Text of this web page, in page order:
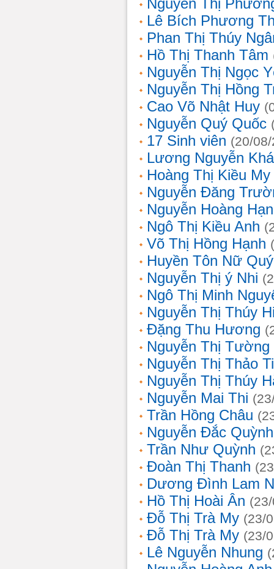
Nguyễn Thị
Lê Bích Phương
Phan Thị Thúy
Hồ Thị Thanh Tâm
Nguyễn Thị Ngọc
Nguyễn Thị Hồng
Cao Võ Nhật Huy
Nguyễn Quý Quốc
17 Sinh viên (20/
Lương Nguyễn
Hoàng Thị Kiều My
Nguyễn Đăng
Nguyễn Hoàng
Ngô Thị Kiều Anh
Võ Thị Hồng Hạnh
Huyền Tôn Nữ
Nguyễn Thị ý Nhi
Ngô Thị Minh
Nguyễn Thị Thúy
Đặng Thu Hương
Nguyễn Thị Tường
Nguyễn Thị Thảo
Nguyễn Thị Thúy
Nguyễn Mai Thi
Trần Hồng Châu
Nguyễn Đắc
Trần Như Quỳnh
Đoàn Thị Thanh
Dương Đình Lam
Hồ Thị Hoài Ân
Đỗ Thị Trà My (23/
Đỗ Thị Trà My (23/
Lê Nguyễn Nhung